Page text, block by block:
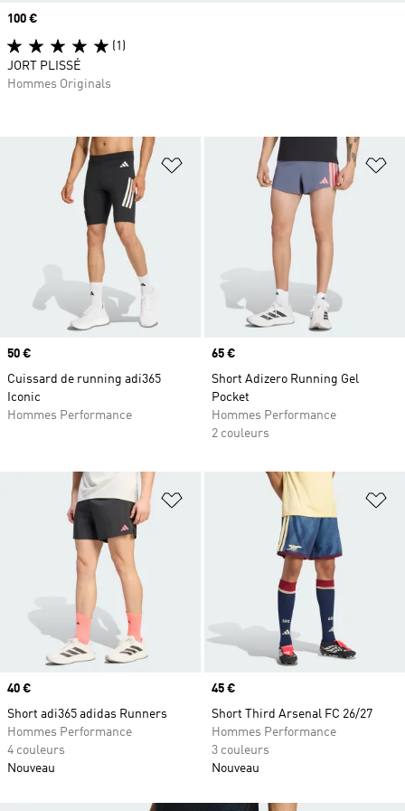
Ajouter à la Liste de produits
Prix
50 €
Cuissard de running adi365
Iconic
Hommes Performance
Prix
65 €
Short Adizero Running Gel
Pocket
Hommes Performance
2 couleurs
Ajouter à la Liste de produits
Prix
40 €
Short adi365 adidas Runners
Hommes Performance
4 couleurs
Nouveau
Prix
45 €
Short Third Arsenal FC 26/27
Hommes Performance
3 couleurs
Nouveau
Prix
100 €
(1)
JORT PLISSÉ
Hommes Originals